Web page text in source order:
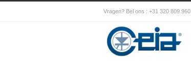
Vragen? Bel ons : +31 320 809 960